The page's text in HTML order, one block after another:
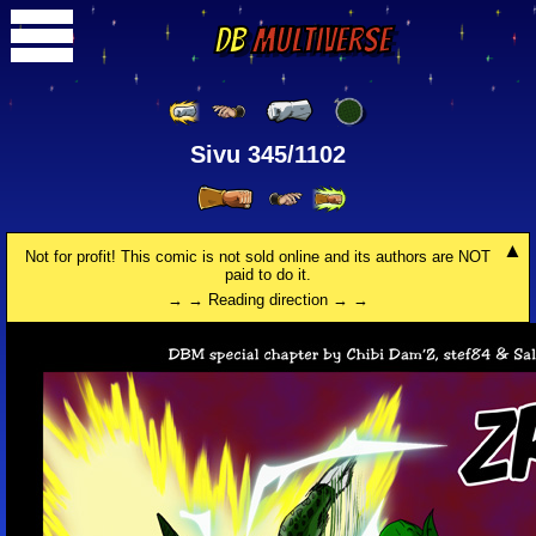
DBMultiverse
Sivu 345/1102
Not for profit! This comic is not sold online and its authors are NOT
paid to do it.
→ → Reading direction → →